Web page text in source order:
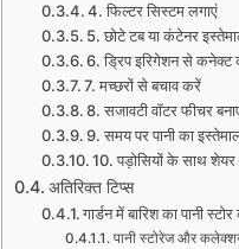
4. फिल्टर सिस्टम लगाएं
5. छोटे टब या कंटेनर
6. ड्रिप इरिगेशन से कनेक्ट
7. मच्छरों से बचाव करें
8. सजावटी वॉटर फीचर
9. समय पर पानी का
10. पड़ोसियों के साथ
अतिरिक्त टिप्स
गार्डन में बारिश का पानी
पानी स्टोरेज और